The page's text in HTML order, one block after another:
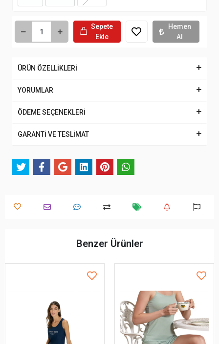
Sepete
Ekle
Hemen
Al
ÜRÜN ÖZELLİKLERİ
YORUMLAR
ÖDEME SEÇENEKLERİ
GARANTİ VE TESLİMAT
Benzer Ürünler